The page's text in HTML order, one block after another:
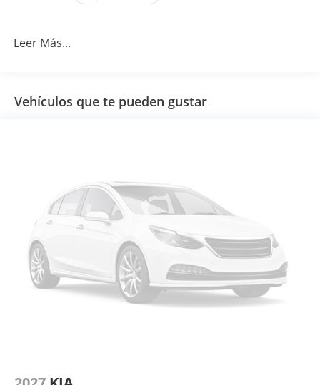
Leer Más...
Vehículos que te pueden gustar